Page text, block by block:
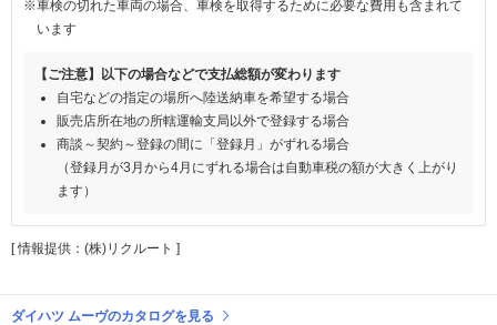
※車検の切れた車両の場合、車検を取得するために必要な費用も含まれて
います
【ご注意】以下の場合などで支払総額が変わります
自宅などの指定の場所へ陸送納車を希望する場合
販売店所在地の所轄運輸支局以外で登録する場合
商談～契約～登録の間に「登録月」がずれる場合
（登録月が3月から4月にずれる場合は自動車税の額が大きく上がり
ます）
[ 情報提供：(株)リクルート ]
ダイハツ ムーヴのカタログを見る